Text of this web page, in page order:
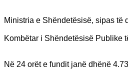
Ministria e Shëndetësisë, sipas të
Kombëtar i Shëndetësisë Publike
Në 24 orët e fundit janë dhënë